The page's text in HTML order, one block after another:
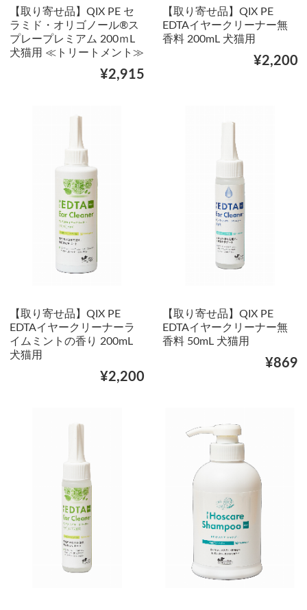
【取り寄せ品】QIX PE セ
ラミド・オリゴノール®ス
プレープレミアム 200ｍL
犬猫用 ≪トリートメント≫
¥2,915
【取り寄せ品】QIX PE
EDTAイヤークリーナー無
香料 200mL 犬猫用
¥2,200
【取り寄せ品】QIX PE
EDTAイヤークリーナーラ
イムミントの香り 200mL
犬猫用
¥2,200
【取り寄せ品】QIX PE
EDTAイヤークリーナー無
香料 50mL 犬猫用
¥869